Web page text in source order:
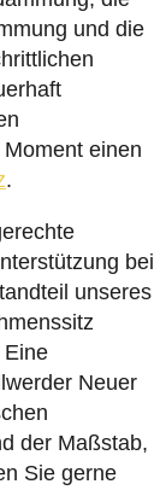
und die
einen
.
bei
unseres
Eine
Neuer
der Maßstab,
Sie gerne